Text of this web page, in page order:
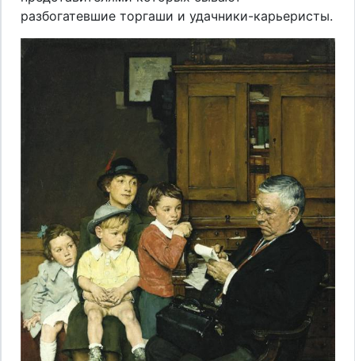
разбогатевшие торгаши и удачники-карьеристы.